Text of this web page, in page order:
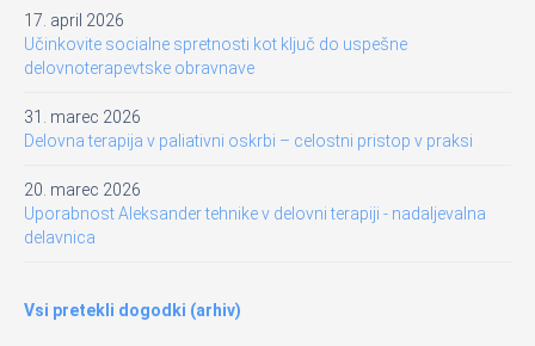
17. april 2026
Učinkovite socialne spretnosti kot ključ do uspešne
delovnoterapevtske obravnave
31. marec 2026
Delovna terapija v paliativni oskrbi – celostni pristop v praksi
20. marec 2026
Uporabnost Aleksander tehnike v delovni terapiji - nadaljevalna
delavnica
Vsi pretekli dogodki (arhiv)